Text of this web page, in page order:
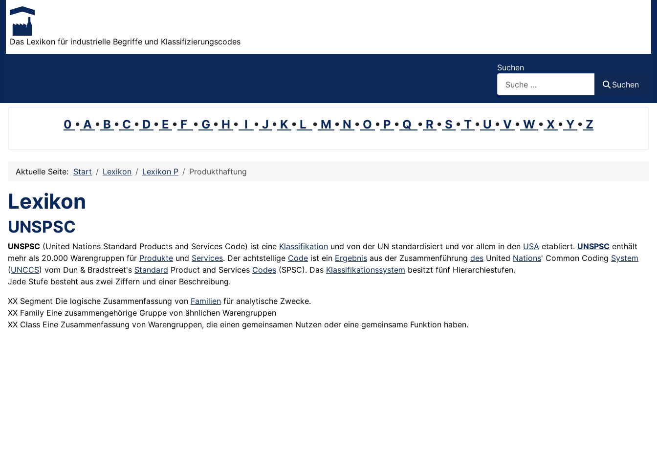
Das Lexikon für industrielle Begriffe und Klassifizierungscodes
Suchen
Suchen
0 • A • B • C • D • E • F • G • H • I • J • K • L • M • N • O • P • Q • R • S • T • U • V • W • X • Y • Z
Aktuelle Seite: Start Lexikon Lexikon P Produkthaftung
Lexikon
UNSPSC
UNSPSC (United Nations Standard Products and Services Code) ist eine Klassifikation und von der UN standardisiert und vor allem in den USA etabliert. UNSPSC enthält
mehr als 20.000 Warengruppen für Produkte und Services. Der achtstellige Code ist ein Ergebnis aus der Zusammenführung des United Nations' Common Coding System
(UNCCS) vom Dun & Bradstreet's Standard Product and Services Codes (SPSC). Das Klassifikationssystem besitzt fünf Hierarchiestufen.
Jede Stufe besteht aus zwei Ziffern und einer Beschreibung.
XX Segment Die logische Zusammenfassung von Familien für analytische Zwecke.
XX Family Eine zusammengehörige Gruppe von ähnlichen Warengruppen
XX Class Eine Zusammenfassung von Warengruppen, die einen gemeinsamen Nutzen oder eine gemeinsame Funktion haben.